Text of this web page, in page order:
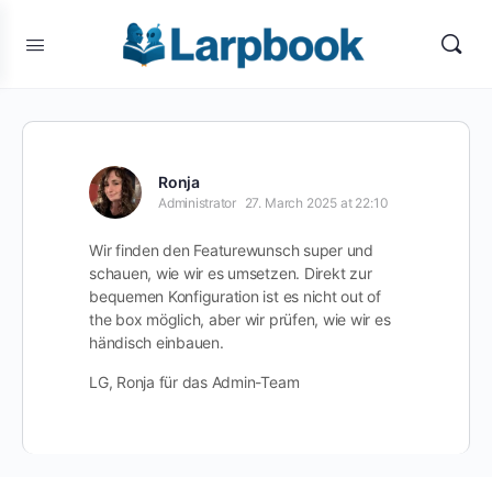
Ronja
Administrator 27. March 2025 at 22:10
Wir finden den Featurewunsch super und
schauen, wie wir es umsetzen. Direkt zur
bequemen Konfiguration ist es nicht out of
the box möglich, aber wir prüfen, wie wir es
händisch einbauen.
LG, Ronja für das Admin-Team